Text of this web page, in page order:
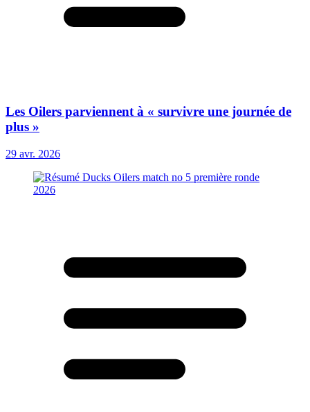
Les Oilers parviennent à « survivre une journée de
plus »
29 avr. 2026